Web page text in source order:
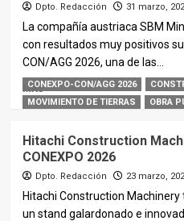
Dpto. Redacción 31 marzo,
La compañía austriaca SBM
con resultados muy positivos
CON/AGG 2026, una de las...
MÁS
CONEXPO-CON/AGG 2026
MOVIMIENTO DE TIERRAS
OBRA
Hitachi Construction
CONEXPO 2026
Dpto. Redacción 23 marzo,
Hitachi Construction Machinery
un stand galardonado e